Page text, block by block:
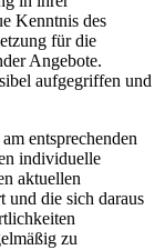
Kenntnis des
für die
Angebote.
aufgegriffen und
entsprechenden
individuelle
aktuellen
und die sich daraus
zu